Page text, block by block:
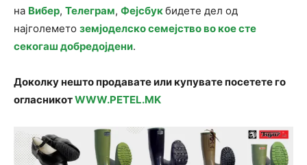
на Вибер, Телеграм, Фејсбукбидете дел од
најголемето земјоделско семејство во кое сте
секогаш добредојдени.
Доколку нешто продавате или купувате посетете го
огласникотWWW.PETEL.MK